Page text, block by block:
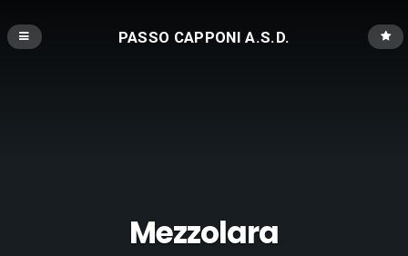
PASSO CAPPONI A.S.D.
Mezzolara